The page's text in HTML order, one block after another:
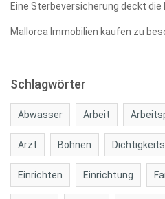
Eine Sterbeversicherung deckt die
Mallorca Immobilien kaufen zu
Schlagwörter
Abwasser Arbeit
Arzt Bohnen
Einrichten Einrichtung